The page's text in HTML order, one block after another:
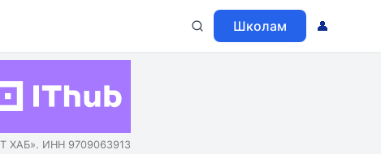
Школам 👤
ХАБ». ИНН 9709063913